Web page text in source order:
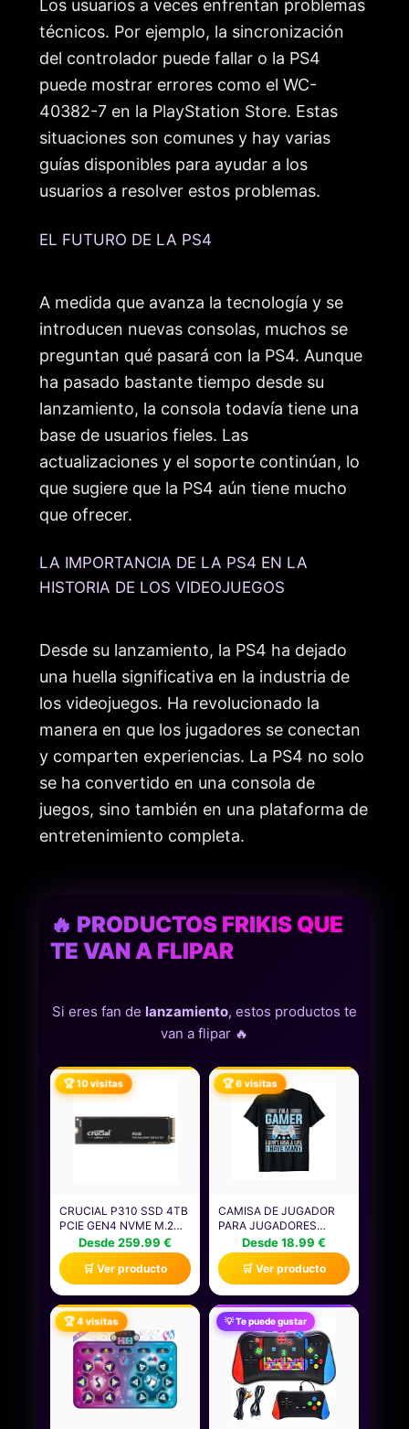
Los usuarios a veces enfrentan problemas
técnicos. Por ejemplo, la sincronización
del controlador puede fallar o la PS4
puede mostrar errores como el WC-
40382-7 en la PlayStation Store. Estas
situaciones son comunes y hay varias
guías disponibles para ayudar a los
usuarios a resolver estos problemas.
EL FUTURO DE LA PS4
A medida que avanza la tecnología y se
introducen nuevas consolas, muchos se
preguntan qué pasará con la PS4. Aunque
ha pasado bastante tiempo desde su
lanzamiento, la consola todavía tiene una
base de usuarios fieles. Las
actualizaciones y el soporte continúan, lo
que sugiere que la PS4 aún tiene mucho
que ofrecer.
LA IMPORTANCIA DE LA PS4 EN LA
HISTORIA DE LOS VIDEOJUEGOS
Desde su lanzamiento, la PS4 ha dejado
una huella significativa en la industria de
los videojuegos. Ha revolucionado la
manera en que los jugadores se conectan
y comparten experiencias. La PS4 no solo
se ha convertido en una consola de
juegos, sino también en una plataforma de
entretenimiento completa.
🔥 PRODUCTOS FRIKIS QUE
TE VAN A FLIPAR
Si eres fan de lanzamiento, estos productos te
van a flipar 🔥
🏆 10 visitas
CRUCIAL P310 SSD 4TB
PCIE GEN4 NVME M.2
2280, DISCO INTERNO,
HASTA 7.100 MB/S,
COMPATIBLE CON
ORDENADOR PORTÁTIL
Y DE SOBREMESA &
CONSOLAS DE JUEGOS
PORTÁTILES -
CT4000P310SSD801
Desde 259.99 €
🛒 Ver producto
🏆 6 visitas
CAMISA DE JUGADOR
PARA JUGADORES
NIÑOS HOMBRES
VIDEOJUEGOS JUEGOS
CAMISETA
Desde 18.99 €
🛒 Ver producto
🏆 4 visitas 💡 Te puede gustar